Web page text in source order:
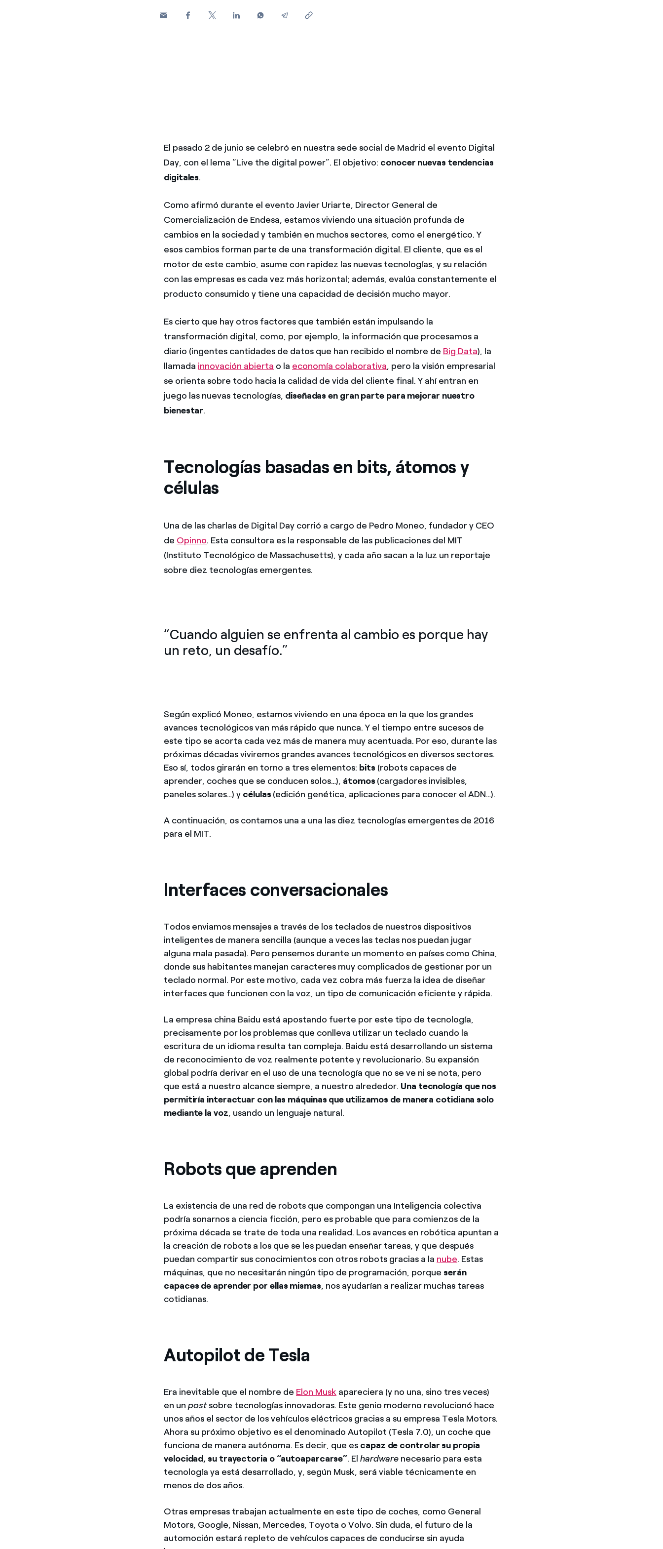
El pasado 2 de junio se celebró en nuestra sede social de Madrid el evento Digital
Day, con el lema “Live the digital power”. El objetivo: conocer nuevas tendencias
digitales.
Como afirmó durante el evento Javier Uriarte, Director General de
Comercialización de Endesa, estamos viviendo una situación profunda de
cambios en la sociedad y también en muchos sectores, como el energético. Y
esos cambios forman parte de una transformación digital. El cliente, que es el
motor de este cambio, asume con rapidez las nuevas tecnologías, y su relación
con las empresas es cada vez más horizontal; además, evalúa constantemente el
producto consumido y tiene una capacidad de decisión mucho mayor.
Es cierto que hay otros factores que también están impulsando la
transformación digital, como, por ejemplo, la información que procesamos a
diario (ingentes cantidades de datos que han recibido el nombre de Big Data), la
llamada innovación abierta o la economía colaborativa, pero la visión empresarial
se orienta sobre todo hacia la calidad de vida del cliente final. Y ahí entran en
juego las nuevas tecnologías, diseñadas en gran parte para mejorar nuestro
bienestar.
Tecnologías basadas en bits, átomos y
células
Una de las charlas de Digital Day corrió a cargo de Pedro Moneo, fundador y CEO
de Opinno. Esta consultora es la responsable de las publicaciones del MIT
(Instituto Tecnológico de Massachusetts), y cada año sacan a la luz un reportaje
sobre diez tecnologías emergentes.
“Cuando alguien se enfrenta al cambio es porque hay
un reto, un desafío.”
Según explicó Moneo, estamos viviendo en una época en la que los grandes
avances tecnológicos van más rápido que nunca. Y el tiempo entre sucesos de
este tipo se acorta cada vez más de manera muy acentuada. Por eso, durante las
próximas décadas viviremos grandes avances tecnológicos en diversos sectores.
Eso sí, todos girarán en torno a tres elementos: bits (robots capaces de
aprender, coches que se conducen solos…), átomos (cargadores invisibles,
paneles solares…) y células (edición genética, aplicaciones para conocer el ADN…).
A continuación, os contamos una a una las diez tecnologías emergentes de 2016
para el MIT.
Interfaces conversacionales
Todos enviamos mensajes a través de los teclados de nuestros dispositivos
inteligentes de manera sencilla (aunque a veces las teclas nos puedan jugar
alguna mala pasada). Pero pensemos durante un momento en países como China,
donde sus habitantes manejan caracteres muy complicados de gestionar por un
teclado normal. Por este motivo, cada vez cobra más fuerza la idea de diseñar
interfaces que funcionen con la voz, un tipo de comunicación eficiente y rápida.
La empresa china Baidu está apostando fuerte por este tipo de tecnología,
precisamente por los problemas que conlleva utilizar un teclado cuando la
escritura de un idioma resulta tan compleja. Baidu está desarrollando un sistema
de reconocimiento de voz realmente potente y revolucionario. Su expansión
global podría derivar en el uso de una tecnología que no se ve ni se nota, pero
que está a nuestro alcance siempre, a nuestro alrededor. Una tecnología que nos
permitiría interactuar con las máquinas que utilizamos de manera cotidiana solo
mediante la voz, usando un lenguaje natural.
Robots que aprenden
La existencia de una red de robots que compongan una Inteligencia colectiva
podría sonarnos a ciencia ficción, pero es probable que para comienzos de la
próxima década se trate de toda una realidad. Los avances en robótica apuntan a
la creación de robots a los que se les puedan enseñar tareas, y que después
puedan compartir sus conocimientos con otros robots gracias a la nube. Estas
máquinas, que no necesitarán ningún tipo de programación, porque serán
capaces de aprender por ellas mismas, nos ayudarían a realizar muchas tareas
cotidianas.
Autopilot de Tesla
Era inevitable que el nombre de Elon Musk apareciera (y no una, sino tres veces)
en unpostsobre tecnologías innovadoras. Este genio moderno revolucionó hace
unos años el sector de los vehículos eléctricos gracias a su empresa Tesla Motors.
Ahora su próximo objetivo es el denominado Autopilot (Tesla 7.0), un coche que
funciona de manera autónoma. Es decir, que es capaz de controlar su propia
velocidad, su trayectoria o “autoaparcarse”. Elhardware necesario para esta
tecnología ya está desarrollado, y, según Musk, será viable técnicamente en
menos de dos años.
Otras empresas trabajan actualmente en este tipo de coches, como General
Motors, Google, Nissan, Mercedes, Toyota o Volvo. Sin duda, el futuro de la
automoción estará repleto de vehículos capaces de conducirse sin ayuda